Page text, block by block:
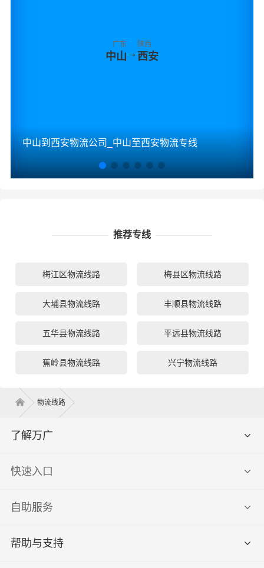
广东
中山 →
陕西
西安
中山到西安物流公司_中山至西安物流专线
推荐专线
梅江区物流线路 梅县区物流线路
大埔县物流线路 丰顺县物流线路
五华县物流线路 平远县物流线路
蕉岭县物流线路 兴宁物流线路
物流线路
了解万广
快速入口
自助服务
帮助与支持